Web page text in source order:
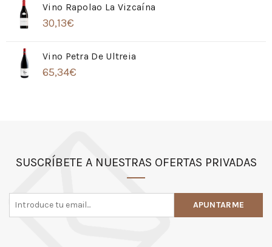
Vino Rapolao La Vizcaína
30,13€
Vino Petra De Ultreia
65,34€
SUSCRÍBETE A NUESTRAS OFERTAS PRIVADAS